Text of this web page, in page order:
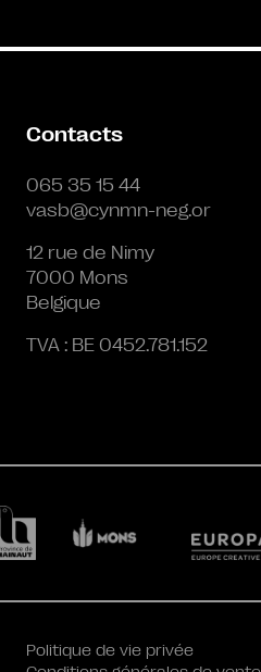
Contacts
065 35 15 44
vasb@cynmn-neg.or
12 rue de Nimy
7000 Mons
Belgique
TVA : BE 0452.781.152
Politique de vie privée